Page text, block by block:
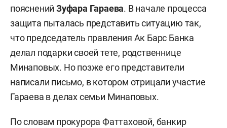
поясненийЗуфара Гараева. В начале процесса
защита пыталась представить ситуацию так,
что председатель правления Ак Барс Банка
делал подарки своей тете, родственнице
Минаповых. Но позже его представители
написали письмо, в котором отрицали участие
Гараева в делах семьи Минаповых.
По словам прокурора Фаттаховой, банкир